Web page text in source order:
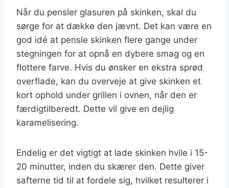
Når du pensler glasuren på skinken, skal du
sørge for at dække den jævnt. Det kan være en
god idé at pensle skinken flere gange under
stegningen for at opnå en dybere smag og en
flottere farve. Hvis du ønsker en ekstra sprød
overflade, kan du overveje at give skinken et
kort ophold under grillen i ovnen, når den er
færdigtilberedt. Dette vil give en dejlig
karamelisering.
Endelig er det vigtigt at lade skinken hvile i 15-
20 minutter, inden du skærer den. Dette giver
safterne tid til at fordele sig, hvilket resulterer i